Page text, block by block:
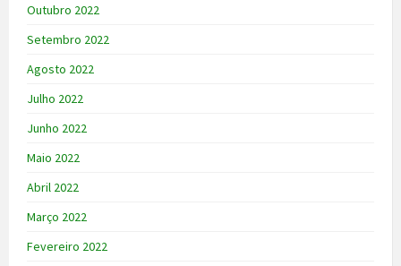
Outubro 2022
Setembro 2022
Agosto 2022
Julho 2022
Junho 2022
Maio 2022
Abril 2022
Março 2022
Fevereiro 2022